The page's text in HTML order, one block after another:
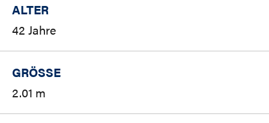
ALTER
42 Jahre
GRÖSSE
2.01 m